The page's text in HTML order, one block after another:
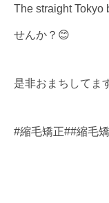
The straight Tokyo
せんか？😊
是非おまちしてま
#縮毛矯正##縮毛